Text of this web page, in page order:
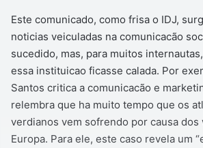
Este comunicado, como frisa o IDJ,
noticias veiculadas na comunicacão
sucedido, mas, para muitos
essa instituicao ficasse calada. Por
Santos critica a comunicacão e
relembra que ha muito tempo que os
verdianos vem sofrendo por causa dos
Europa. Para ele, este caso revela um